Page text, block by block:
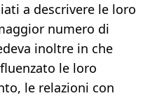
a descrivere le loro
numero di
inoltre in che
le loro
le relazioni con